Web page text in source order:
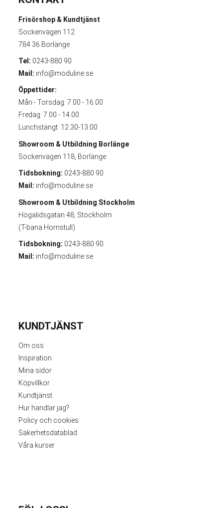
Frisörshop & Kundtjänst
Sockenvägen 112
784 36 Borlänge
Tel: 0243-880 90
Mail: info@moduline.se
Öppettider:
Mån - Torsdag: 7.00 - 16.00
Fredag: 7.00 - 14.00
Lunchstängt: 12.30-13.00
Showroom & Utbildning Borlänge
Sockenvägen 118, Borlänge
Tidsbokning: 0243-880 90
Mail: info@moduline.se
Showroom & Utbildning Stockholm
Högalidsgatan 48, Stockholm
(T-bana Hornstull)
Tidsbokning: 0243-880 90
Mail: info@moduline.se
KUNDTJÄNST
Om oss
Inspiration
Mina sidor
Köpvillkor
Kundtjänst
Hur handlar jag?
Policy och cookies
Säkerhetsdatablad
Våra kurser